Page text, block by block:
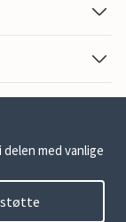
med vanlige
støtte